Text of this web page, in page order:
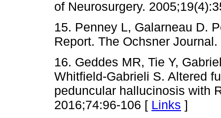
of Neurosurgery.
15. Penney L, Galarneau D.
Report. The Ochsner
16. Geddes MR, Tie Y,
Whitfield-Gabrieli S. Altered
peduncular hallucinosis with
2016;74:96-106 [ Links ]